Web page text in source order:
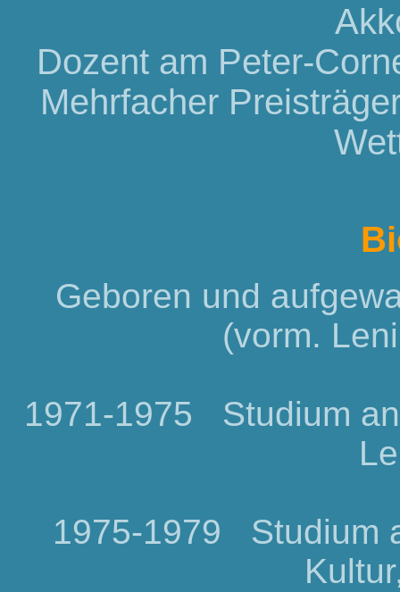
Dozent am Peter-
Mehrfacher
Geboren und
(vorm.
1971-1975 Studium
1975-1979 Studium